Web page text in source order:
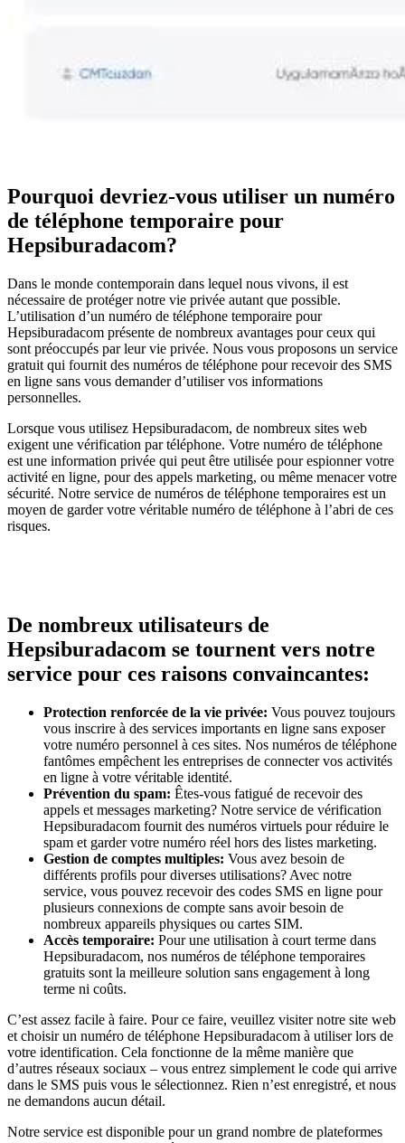
Pourquoi devriez-vous utiliser un numéro
de téléphone temporaire pour
Hepsiburadacom?
Dans le monde contemporain dans lequel nous vivons, il est
nécessaire de protéger notre vie privée autant que possible.
L’utilisation d’un numéro de téléphone temporaire pour
Hepsiburadacom présente de nombreux avantages pour ceux qui
sont préoccupés par leur vie privée. Nous vous proposons un service
gratuit qui fournit des numéros de téléphone pour recevoir des SMS
en ligne sans vous demander d’utiliser vos informations
personnelles.
Lorsque vous utilisez Hepsiburadacom, de nombreux sites web
exigent une vérification par téléphone. Votre numéro de téléphone
est une information privée qui peut être utilisée pour espionner votre
activité en ligne, pour des appels marketing, ou même menacer votre
sécurité. Notre service de numéros de téléphone temporaires est un
moyen de garder votre véritable numéro de téléphone à l’abri de ces
risques.
De nombreux utilisateurs de
Hepsiburadacom se tournent vers notre
service pour ces raisons convaincantes:
Protection renforcée de la vie privée: Vous pouvez toujours
vous inscrire à des services importants en ligne sans exposer
votre numéro personnel à ces sites. Nos numéros de téléphone
fantômes empêchent les entreprises de connecter vos activités
en ligne à votre véritable identité.
Prévention du spam: Êtes-vous fatigué de recevoir des
appels et messages marketing? Notre service de vérification
Hepsiburadacom fournit des numéros virtuels pour réduire le
spam et garder votre numéro réel hors des listes marketing.
Gestion de comptes multiples: Vous avez besoin de
différents profils pour diverses utilisations? Avec notre
service, vous pouvez recevoir des codes SMS en ligne pour
plusieurs connexions de compte sans avoir besoin de
nombreux appareils physiques ou cartes SIM.
Accès temporaire: Pour une utilisation à court terme dans
Hepsiburadacom, nos numéros de téléphone temporaires
gratuits sont la meilleure solution sans engagement à long
terme ni coûts.
C’est assez facile à faire. Pour ce faire, veuillez visiter notre site web
et choisir un numéro de téléphone Hepsiburadacom à utiliser lors de
votre identification. Cela fonctionne de la même manière que
d’autres réseaux sociaux – vous entrez simplement le code qui arrive
dans le SMS puis vous le sélectionnez. Rien n’est enregistré, et nous
ne demandons aucun détail.
Notre service est disponible pour un grand nombre de plateformes